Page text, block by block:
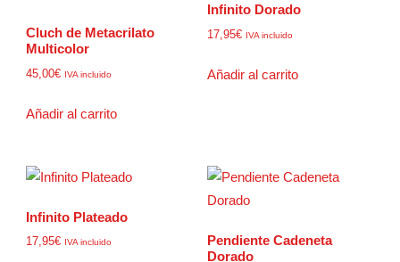
Cluch de Metacrilato
Multicolor
45,00€ IVA incluido
Añadir al carrito
Infinito Dorado
17,95€ IVA incluido
Añadir al carrito
Infinito Plateado
17,95€ IVA incluido
Pendiente Cadeneta
Dorado